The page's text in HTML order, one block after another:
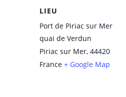
LIEU
Port de Piriac sur Mer
quai de Verdun
Piriac sur Mer, 44420
France + Google Map